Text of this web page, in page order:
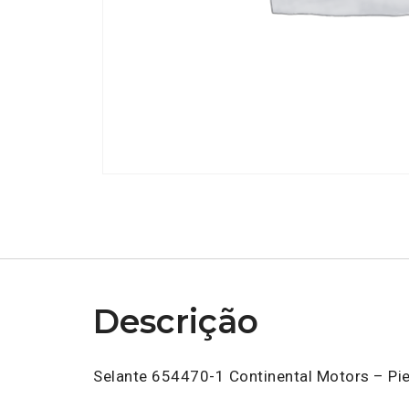
Descrição
Selante 654470-1 Continental Motors –